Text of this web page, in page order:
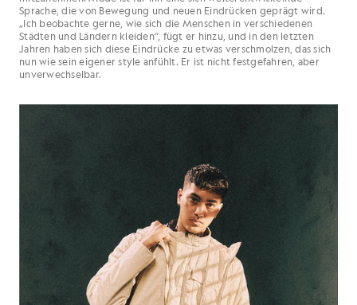
Sprache, die von Bewegung und neuen Eindrücken geprägt wird.
„Ich beobachte gerne, wie sich die Menschen in verschiedenen
Städten und Ländern kleiden“, fügt er hinzu, und in den letzten
Jahren haben sich diese Eindrücke zu etwas verschmolzen, das sich
nun wie sein eigener style anfühlt. Er ist nicht festgefahren, aber
unverwechselbar.